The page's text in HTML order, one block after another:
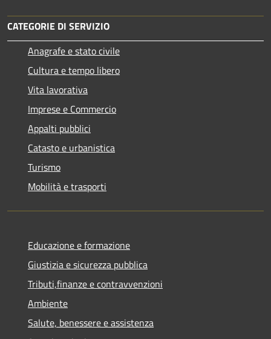
CATEGORIE DI SERVIZIO
Anagrafe e stato civile
Cultura e tempo libero
Vita lavorativa
Imprese e Commercio
Appalti pubblici
Catasto e urbanistica
Turismo
Mobilità e trasporti
Educazione e formazione
Giustizia e sicurezza pubblica
Tributi,finanze e contravvenzioni
Ambiente
Salute, benessere e assistenza